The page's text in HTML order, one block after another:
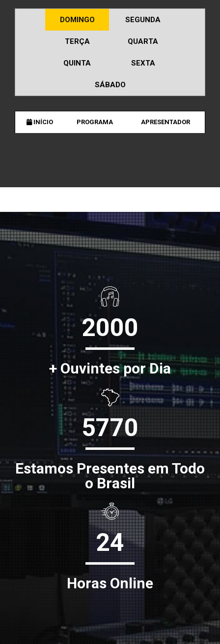
DOMINGO SEGUNDA
TERÇA QUARTA
QUINTA SEXTA
SÁBADO
INÍCIO PROGRAMA APRESENTADOR
2000
+ Ouvintes por Dia
5770
Estamos Presentes em Todo
o Brasil
24
Horas Online